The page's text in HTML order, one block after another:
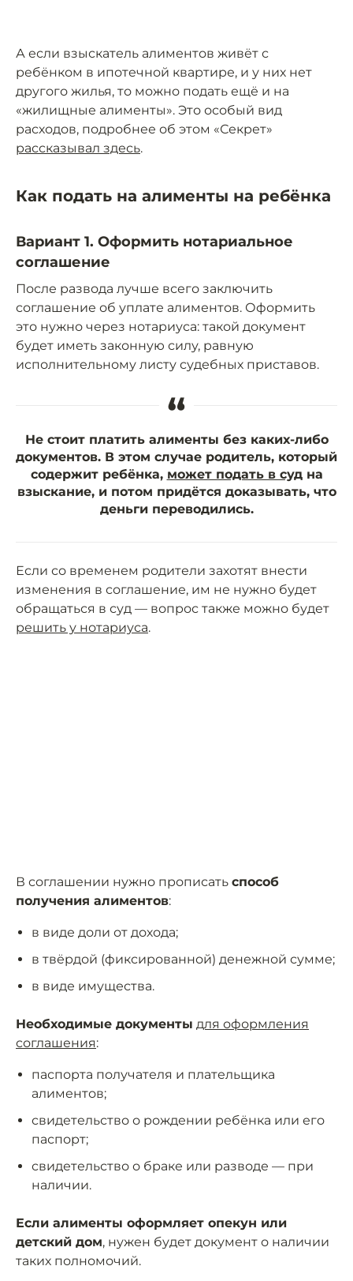
А если взыскатель алиментов живёт с
ребёнком в ипотечной квартире, и у них нет
другого жилья, то можно подать ещё и на
«жилищные алименты». Это особый вид
расходов, подробнее об этом «Секрет»
рассказывал здесь.
Как подать на алименты на ребёнка
Вариант 1. Оформить нотариальное
соглашение
После развода лучше всего заключить
соглашение об уплате алиментов. Оформить
это нужно через нотариуса: такой документ
будет иметь законную силу, равную
исполнительному листу судебных приставов.
“
Не стоит платить алименты без каких-либо
документов. В этом случае родитель, который
содержит ребёнка, может подать в судна
взыскание, и потом придётся доказывать, что
деньги переводились.
Если со временем родители захотят внести
изменения в соглашение, им не нужно будет
обращаться в суд — вопрос также можно будет
решить у нотариуса.
В соглашении нужно прописать способ
получения алиментов:
в виде доли от дохода;
в твёрдой (фиксированной) денежной сумме;
в виде имущества.
Необходимые документы для оформления
соглашения:
паспорта получателя и плательщика
алиментов;
свидетельство о рождении ребёнка или его
паспорт;
свидетельство о браке или разводе — при
наличии.
Если алименты оформляет опекун или
детский дом, нужен будет документ о наличии
таких полномочий.